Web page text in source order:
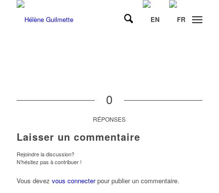
0
RÉPONSES
Laisser un commentaire
Rejoindre la discussion?
N’hésitez pas à contribuer !
Vous devez vous connecterpour publier un commentaire.